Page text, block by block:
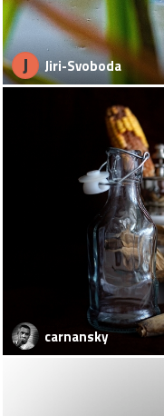
J Jiri-Svoboda
carnansky